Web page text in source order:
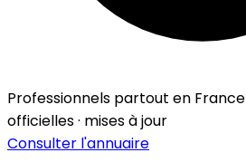
Professionnels partout en France
officielles · mises à jour
Consulter l'annuaire